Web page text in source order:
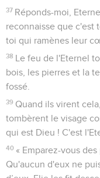
à ce que je t'ai fait. »
21 Après s'être éloigné
qu'il offrit en sacrifice.
cuire leur viande et la
leva, suivit Elie et fut à
1 Rois
Seuls les Évangiles sont
Le roi de Syrie